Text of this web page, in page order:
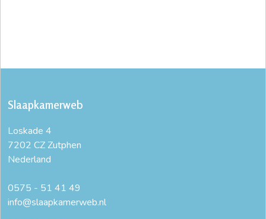
Slaapkamerweb
Loskade 4
7202 CZ Zutphen
Nederland
0575 - 51 41 49
info@slaapkamerweb.nl